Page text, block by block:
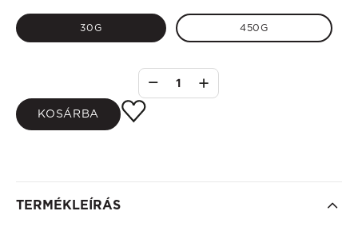
30G 450G
1
KOSÁRBA
TERMÉKLEÍRÁS